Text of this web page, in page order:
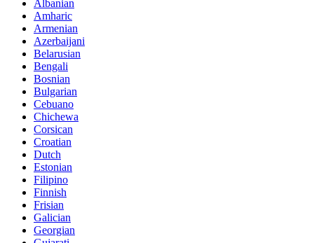
Albanian
Amharic
Armenian
Azerbaijani
Belarusian
Bengali
Bosnian
Bulgarian
Cebuano
Chichewa
Corsican
Croatian
Dutch
Estonian
Filipino
Finnish
Frisian
Galician
Georgian